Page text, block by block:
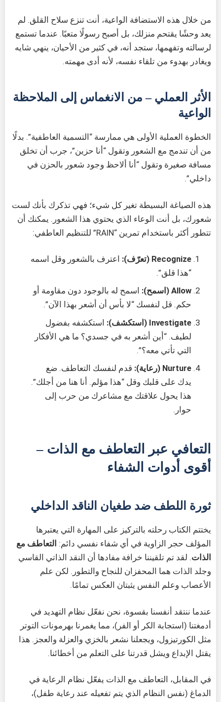
من خلال هذه الاستضافة الواعية، أنت تنزع سلاح القلق. لم
يعد وحشًا يقتحم منزلك، بل أصبح رسولًا متعبًا. عندما تستمع
لرسالته وتفهمها، ستجد أنه، في كثير من الأحيان، ينهي شايه
ويغادر بهدوء من تلقاء نفسه، لأنه أدى مهمته.
الأثر العملي – من الانغماس إلى الملاحظة
الواعية
الخطوة العملية الأولى هي ممارسة “التسمية العاطفية”. بدلًا
من أن تندمج مع الشعور وتقول “أنا حزين”، جرب أن تخلق
مسافة صغيرة وتقول “أنا ألاحظ وجود شعور بالحزن في
داخلي”.
هذه الصياغة البسيطة تغير كل شيء؛ فهي تذكرك بأنك لست
شعورك، بل أنت الوعاء الذي يحتوي هذا الشعور. يمكنك أن
تتطور أكثر باستخدام تمرين “RAIN” للتنظيم العاطفي:
Recognize (تعرّف):
اعترف بالشعور وقل اسمه
“هذا قلق”.
Allow (اسمح):
اسمح له بالوجود دون مقاومة أو
حكم. قل لنفسك “لا بأس أن أشعر بهذا الآن”.
Investigate (استكشف):
استكشفه بفضول
لطيف. “أين أشعر به في جسدي؟ ما هي الأفكار
التي تأتي معه؟”.
Nurture (رعاية):
قدم لنفسك التعاطف. ضع
يدك على قلبك وقل “هذا مؤلم. أنا هنا من أجلك”.
هذا يحول علاقتك مع مشاعرك من حرب إلى
حوار.
التعافي عبر التعاطف مع الذات –
أقوى أدوات الشفاء
ثورة اللطف ضد طغيان الناقد الداخلي
يختتم الكتاب رحلته بالتركيز على المهارة التي يعتبرها
المؤلف حجر الزاوية في أي شفاء نفسي دائم: التعاطف مع
الذات. لقد تم تلقيننا خرافة مفادها أن النقد الذاتي القاسي
وجلد الذات هما المحفزان للنجاح والتطور. لكن علم
الأعصاب وعلم النفس يثبتان العكس تمامًا.
عندما ننتقد أنفسنا بقسوة، نحن نفعّل نظام التهديد في
أدمغتنا (استجابة الكر أو الفر)، مما يغمرنا بهرمونات التوتر
مثل الكورتيزول، ويجعلنا نشعر بالخزي والعزلة والعجز. هذا
يقتل الإبداع ويشل قدرتنا على التعلم من أخطائنا.
في المقابل، التعاطف مع الذات يفعّل نظام الرعاية في
الدماغ (نفس النظام الذي يتم تفعيله عند رعاية طفل)،